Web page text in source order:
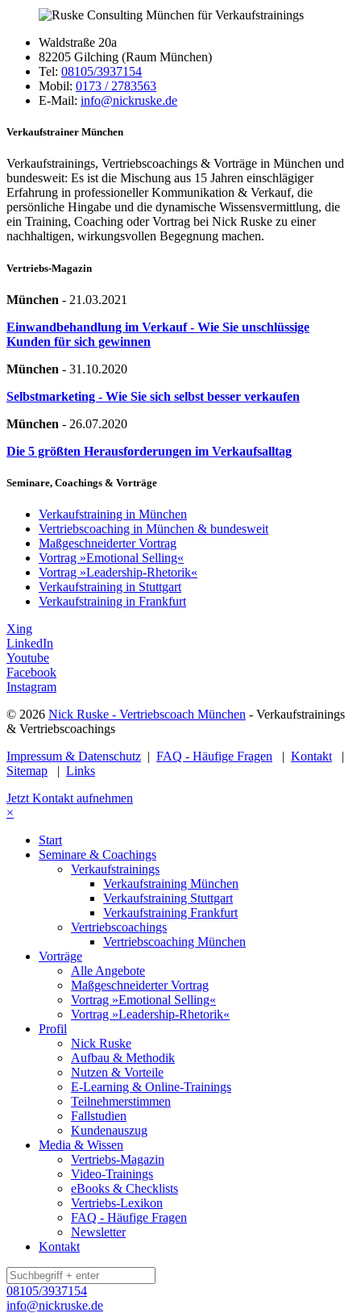
Waldstraße 20a
82205 Gilching (Raum München)
Tel: 08105/3937154
Mobil: 0173 / 2783563
E-Mail: info@nickruske.de
Verkaufstrainer München
Verkaufstrainings, Vertriebscoachings & Vorträge in München und
bundesweit: Es ist die Mischung aus 15 Jahren einschlägiger
Erfahrung in professioneller Kommunikation & Verkauf, die
persönliche Hingabe und die dynamische Wissensvermittlung, die
ein Training, Coaching oder Vortrag bei Nick Ruske zu einer
nachhaltigen, wirkungsvollen Begegnung machen.
Vertriebs-Magazin
München - 21.03.2021
Einwandbehandlung im Verkauf - Wie Sie unschlüssige
Kunden für sich gewinnen
München - 31.10.2020
Selbstmarketing - Wie Sie sich selbst besser verkaufen
München - 26.07.2020
Die 5 größten Herausforderungen im Verkaufsalltag
Seminare, Coachings & Vorträge
Verkaufstraining in München
Vertriebscoaching in München & bundesweit
Maßgeschneiderter Vortrag
Vortrag »Emotional Selling«
Vortrag »Leadership-Rhetorik«
Verkaufstraining in Stuttgart
Verkaufstraining in Frankfurt
Xing
LinkedIn
Youtube
Facebook
Instagram
© 2026 Nick Ruske - Vertriebscoach München - Verkaufstrainings
& Vertriebscoachings
Impressum & Datenschutz | FAQ - Häufige Fragen | Kontakt |
Sitemap | Links
Jetzt Kontakt aufnehmen
×
Start
Seminare & Coachings
Verkaufstrainings
Verkaufstraining München
Verkaufstraining Stuttgart
Verkaufstraining Frankfurt
Vertriebscoachings
Vertriebscoaching München
Vorträge
Alle Angebote
Maßgeschneiderter Vortrag
Vortrag »Emotional Selling«
Vortrag »Leadership-Rhetorik«
Profil
Nick Ruske
Aufbau & Methodik
Nutzen & Vorteile
E-Learning & Online-Trainings
Teilnehmerstimmen
Fallstudien
Kundenauszug
Media & Wissen
Vertriebs-Magazin
Video-Trainings
eBooks & Checklists
Vertriebs-Lexikon
FAQ - Häufige Fragen
Newsletter
Kontakt
08105/3937154
info@nickruske.de